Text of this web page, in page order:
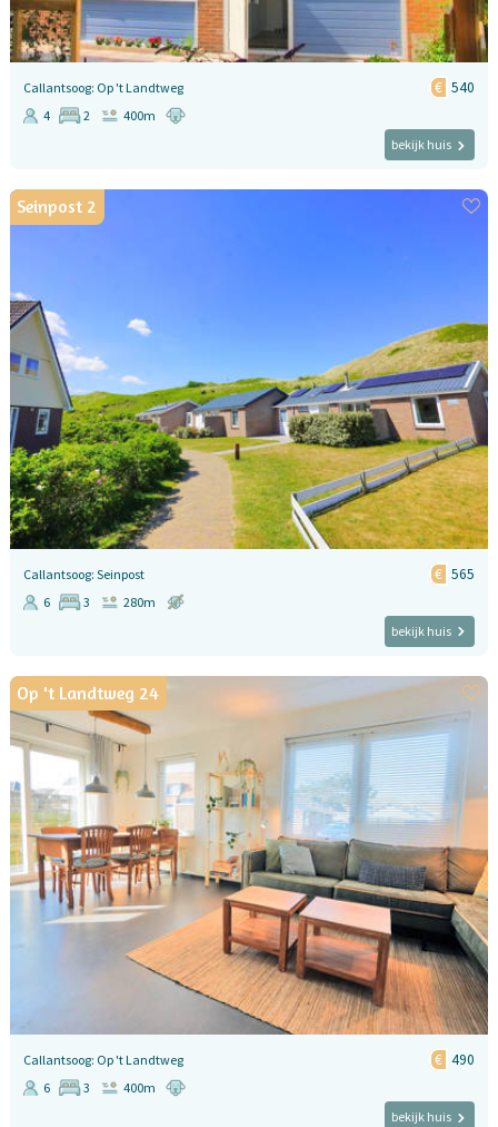
Callantsoog: Op 't Landtweg 540
4 2
400m
bekijk huis
Seinpost 2
Callantsoog: Seinpost 565
6 3
280m
bekijk huis
Op 't Landtweg 24
Callantsoog: Op 't Landtweg 490
6 3
400m
bekijk huis